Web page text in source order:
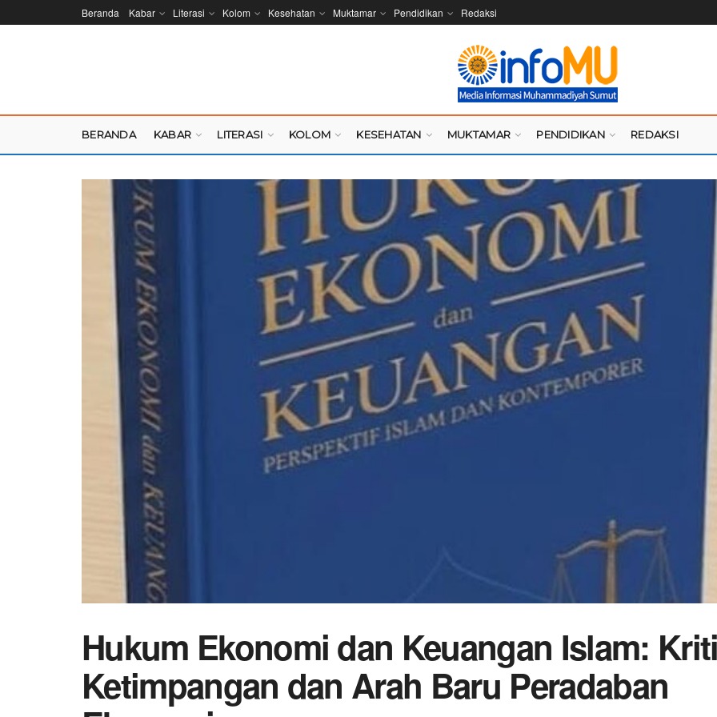
Beranda Kabar Literasi Kolom Kesehatan Muktamar Pendidikan Redaksi
BERANDA KABAR LITERASI KOLOM KESEHATAN MUKTAMAR PENDIDIKAN REDAKSI
Hukum Ekonomi dan Keuangan Islam:
Ketimpangan dan Arah Baru Peradaban